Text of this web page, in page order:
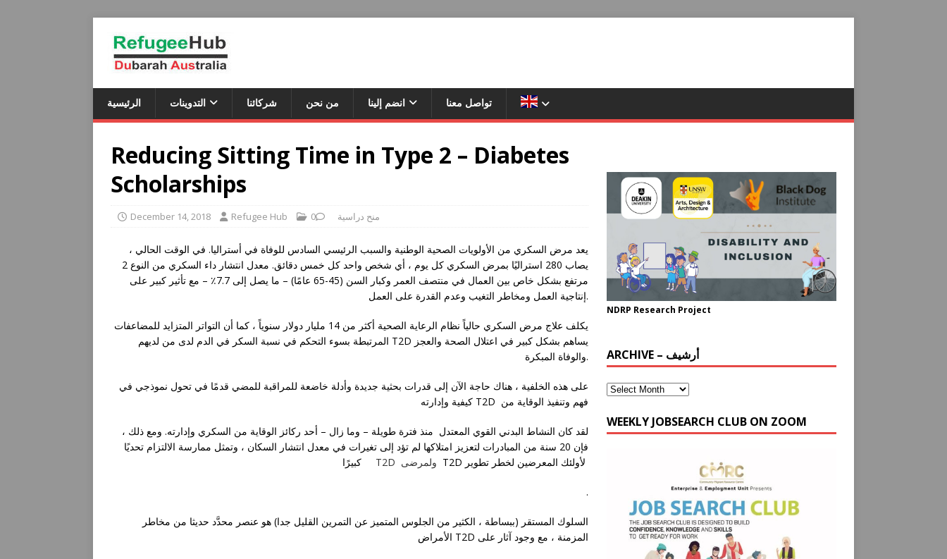
الرئيسية التدوينات شركائنا من نحن انضم إلينا تواصل معنا
Reducing Sitting Time in Type 2 – Diabetes
Scholarships
December 14, 2018 Refugee Hub منح دراسية 0
يعد مرض السكري من الأولويات الصحية الوطنية والسبب الرئيسي السادس للوفاة في أستراليا. في الوقت الحالي ،
يصاب 280 استراليًا بمرض السكري كل يوم ، أي شخص واحد كل خمس دقائق. معدل انتشار داء السكري من النوع 2
مرتفع بشكل خاص بين العمال في منتصف العمر وكبار السن (45-65 عامًا) – ما يصل إلى 7.7٪ – مع تأثير كبير على
إنتاجية العمل ومخاطر التغيب وعدم القدرة على العمل.
يكلف علاج مرض السكري حالياً نظام الرعاية الصحية أكثر من 14 مليار دولار سنوياً ، كما أن التواتر المتزايد للمضاعفات
المرتبطة بسوء التحكم في نسبة السكر في الدم لدى من لديهم T2D يساهم بشكل كبير في اعتلال الصحة والعجز
والوفاة المبكرة.
على هذه الخلفية ، هناك حاجة الآن إلى قدرات بحثية جديدة وأدلة خاضعة للمراقبة للمضي قدمًا في تحول نموذجي في
كيفية وإدارته T2D فهم وتنفيذ الوقاية من
فإن 20 سنة من المبادرات لتعزيز امتلاكها لم تؤد إلى تغيرات في معدل انتشار السكان ، وتمثل ممارسة الالتزام تحديًا
T2D ولمرضى
.
السلوك المستقر (ببساطة ، الكثير من الجلوس المتميز عن التمرين القليل جدا) هو عنصر محدَّد حديثا من مخاطر
الأمراض T2D المزمنة ، مع وجود آثار على
NDRP Research Project
ARCHIVE – أرشيف
WEEKLY JOBSEARCH CLUB ON ZOOM